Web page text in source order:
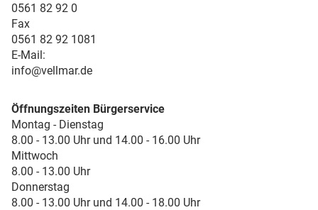
0561 82 92 0
Fax
0561 82 92 1081
E-Mail:
info@vellmar.de
Öffnungszeiten Bürgerservice
Montag - Dienstag
8.00 - 13.00 Uhr und 14.00 - 16.00 Uhr
Mittwoch
8.00 - 13.00 Uhr
Donnerstag
8.00 - 13.00 Uhr und 14.00 - 18.00 Uhr